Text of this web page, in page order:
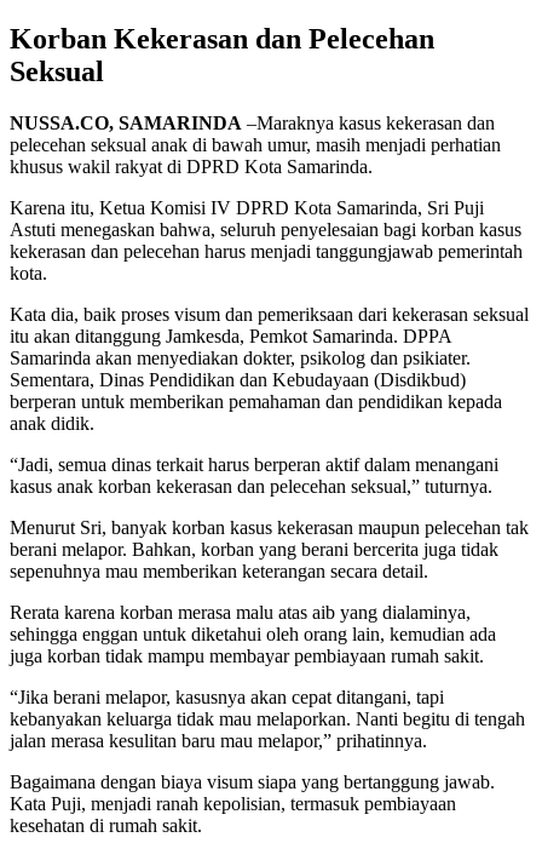
Korban Kekerasan dan Pelecehan
Seksual
NUSSA.CO, SAMARINDA –Maraknya kasus kekerasan dan
pelecehan seksual anak di bawah umur, masih menjadi perhatian
khusus wakil rakyat di DPRD Kota Samarinda.
Karena itu, Ketua Komisi IV DPRD Kota Samarinda, Sri Puji
Astuti menegaskan bahwa, seluruh penyelesaian bagi korban kasus
kekerasan dan pelecehan harus menjadi tanggungjawab pemerintah
kota.
Kata dia, baik proses visum dan pemeriksaan dari kekerasan seksual
itu akan ditanggung Jamkesda, Pemkot Samarinda. DPPA
Samarinda akan menyediakan dokter, psikolog dan psikiater.
Sementara, Dinas Pendidikan dan Kebudayaan (Disdikbud)
berperan untuk memberikan pemahaman dan pendidikan kepada
anak didik.
“Jadi, semua dinas terkait harus berperan aktif dalam menangani
kasus anak korban kekerasan dan pelecehan seksual,” tuturnya.
Menurut Sri, banyak korban kasus kekerasan maupun pelecehan tak
berani melapor. Bahkan, korban yang berani bercerita juga tidak
sepenuhnya mau memberikan keterangan secara detail.
Rerata karena korban merasa malu atas aib yang dialaminya,
sehingga enggan untuk diketahui oleh orang lain, kemudian ada
juga korban tidak mampu membayar pembiayaan rumah sakit.
“Jika berani melapor, kasusnya akan cepat ditangani, tapi
kebanyakan keluarga tidak mau melaporkan. Nanti begitu di tengah
jalan merasa kesulitan baru mau melapor,” prihatinnya.
Bagaimana dengan biaya visum siapa yang bertanggung jawab.
Kata Puji, menjadi ranah kepolisian, termasuk pembiayaan
kesehatan di rumah sakit.